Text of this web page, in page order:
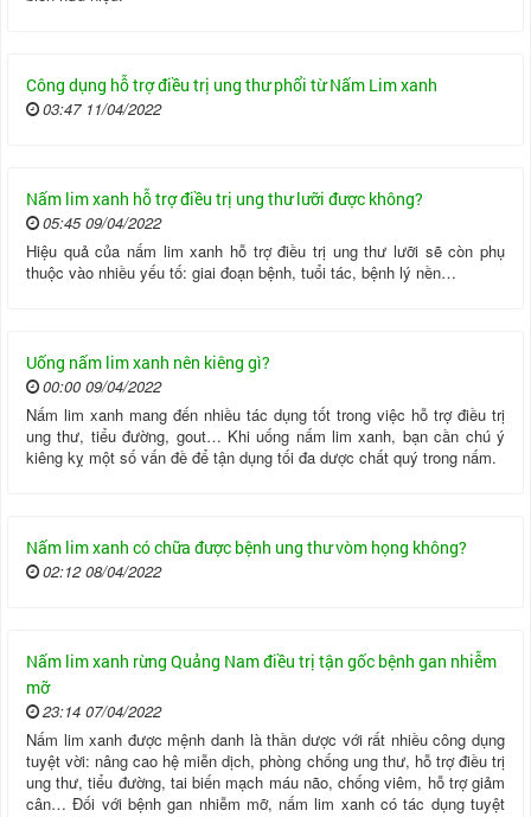
Công dụng hỗ trợ điều trị ung thư phổi từ Nấm Lim xanh
03:47 11/04/2022
Nấm lim xanh hỗ trợ điều trị ung thư lưỡi được không?
05:45 09/04/2022
Hiệu quả của nấm lim xanh hỗ trợ điều trị ung thư lưỡi sẽ còn phụ
thuộc vào nhiều yếu tố: giai đoạn bệnh, tuổi tác, bệnh lý nền…
Uống nấm lim xanh nên kiêng gì?
00:00 09/04/2022
Nấm lim xanh mang đến nhiều tác dụng tốt trong việc hỗ trợ điều trị
ung thư, tiểu đường, gout… Khi uống nấm lim xanh, bạn cần chú ý
kiêng kỵ một số vấn đề để tận dụng tối đa dược chất quý trong nấm.
Nấm lim xanh có chữa được bệnh ung thư vòm họng không?
02:12 08/04/2022
Nấm lim xanh rừng Quảng Nam điều trị tận gốc bệnh gan nhiễm
mỡ
23:14 07/04/2022
Nấm lim xanh được mệnh danh là thần dược với rất nhiều công dụng
tuyệt vời: nâng cao hệ miễn dịch, phòng chống ung thư, hỗ trợ điều trị
ung thư, tiểu đường, tai biến mạch máu não, chống viêm, hỗ trợ giảm
cân… Đối với bệnh gan nhiễm mỡ, nấm lim xanh có tác dụng tuyệt